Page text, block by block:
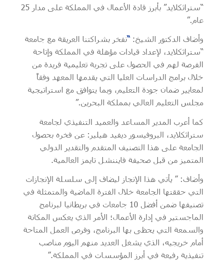
“ستراثكلايد” بأبرز قادة الأعمال في المملكة على مدار 25
عام.”
وأضاف الدكتور الشيخ:“نفخر بشراكتنا العريقة مع جامعة
“ستراثكلايد، لإعداد قيادات مؤهلة في المملكة وإتاحة
الفرصة لهم في الحصول على تجربة تعليمية فريدة من
خلال برامج الدراسات العليا التي يقدمها المعهد وفقاً
لمعايير ضمان جودة التعليم، وبما يتوافق مع استراتيجية
مجلس التعليم العالي بمملكة البحرين.”
كما أعرب المدير المساعد والعميد التنفيذي لجامعة
ستراثكلايد، البروفيسور ديفيد هيلير: عن فخره بحصول
الجامعة على هذا التصنيف المتقدم والتقدير الدولي
المتميز من قبل صحيفة فايننشل تايمز العالمية.
وأضاف: ” يأتي هذا الإنجاز ليضاف إلى سلسلة الإنجازات
التي حققتها الجامعة خلال الفترة الماضية والمتمثلة في
تصنيفها ضمن أفضل 10 جامعات في بريطانيا لبرنامج
الماجستير في إدارة الأعمال؛ الأمر الذي يعكس المكانة
والسمعة التي يحظى بها البرنامج، وفرص العمل المتاحة
أمام خريجيه، الذي يشغل العديد منهم اليوم مناصب
تنفيذية رفيعة في أبرز المؤسسات في المملكة.”